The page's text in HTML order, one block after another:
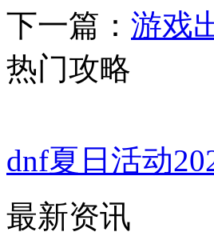
下一篇： 游戏
热门攻略
dnf夏日活动
最新资讯